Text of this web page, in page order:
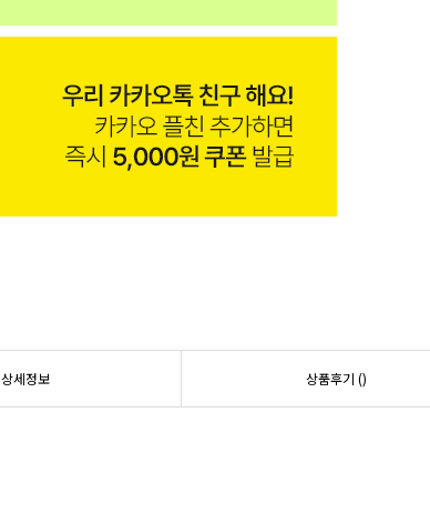
상세정보 상품후기 ()